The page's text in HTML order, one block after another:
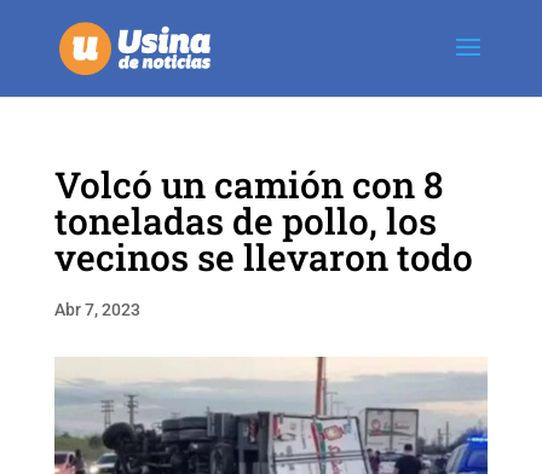
Volcó un camión con 8
toneladas de pollo, los
vecinos se llevaron todo
Abr 7, 2023